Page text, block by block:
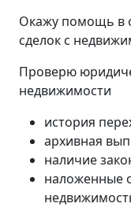
Окажу помощь в
сделок с
Проверю
недвижимости
история
архивная
наличие
наложенные